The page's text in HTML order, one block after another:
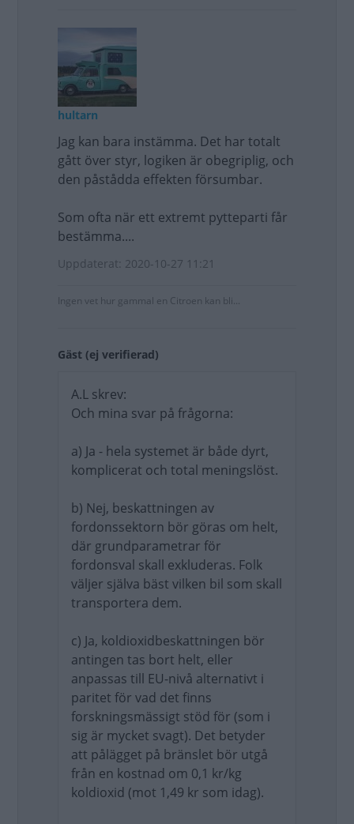
hultarn
Jag kan bara instämma. Det har totalt
gått över styr, logiken är obegriplig, och
den påstådda effekten försumbar.
Som ofta när ett extremt pytteparti får
bestämma....
Uppdaterat: 2020-10-27 11:21
Ingen vet hur gammal en Citroen kan bli...
Gäst (ej verifierad)
A.L skrev:
Och mina svar på frågorna:
a) Ja - hela systemet är både dyrt,
komplicerat och total meningslöst.
b) Nej, beskattningen av
fordonssektorn bör göras om helt,
där grundparametrar för
fordonsval skall exkluderas. Folk
väljer själva bäst vilken bil som skall
transportera dem.
c) Ja, koldioxidbeskattningen bör
antingen tas bort helt, eller
anpassas till EU-nivå alternativt i
paritet för vad det finns
forskningsmässigt stöd för (som i
sig är mycket svagt). Det betyder
att pålägget på bränslet bör utgå
från en kostnad om 0,1 kr/kg
koldioxid (mot 1,49 kr som idag).